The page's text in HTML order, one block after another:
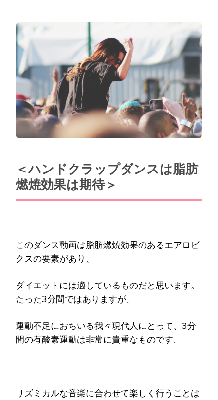
＜ハンドクラップダンスは脂肪
燃焼効果は期待＞
このダンス動画は脂肪燃焼効果のあるエアロビ
クスの要素があり、
ダイエットには適しているものだと思います。
たった3分間ではありますが、
運動不足におちいる我々現代人にとって、3分
間の有酸素運動は非常に貴重なものです。
リズミカルな音楽に合わせて楽しく行うことは